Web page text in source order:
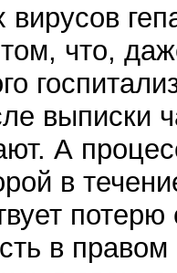
вирусов
что,
выписки
А
в
в